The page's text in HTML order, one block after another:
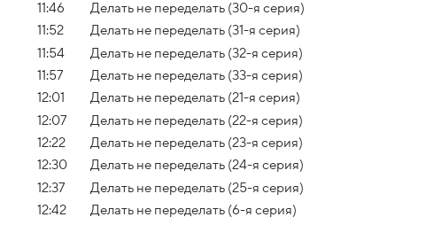
11:46
Делать не переделать (30-я серия)
11:52
Делать не переделать (31-я серия)
11:54
Делать не переделать (32-я серия)
11:57
Делать не переделать (33-я серия)
12:01
Делать не переделать (21-я серия)
12:07
Делать не переделать (22-я серия)
12:22
Делать не переделать (23-я серия)
12:30
Делать не переделать (24-я серия)
12:37
Делать не переделать (25-я серия)
12:42
Делать не переделать (6-я серия)